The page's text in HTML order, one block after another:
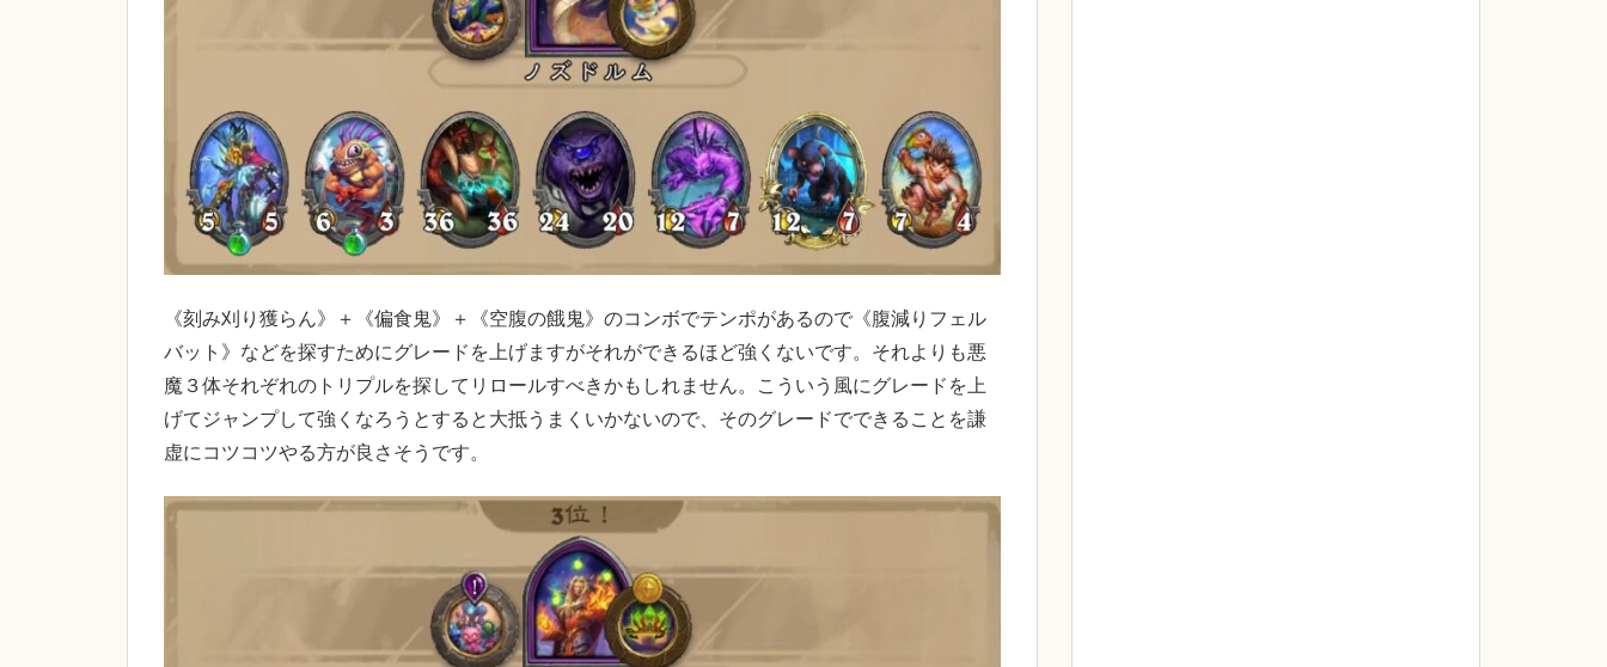
《刻み刈り獲らん》＋《偏食鬼》＋《空腹の餓鬼》のコンボでテンポがあるので《腹減りフェル
バット》などを探すためにグレードを上げますがそれができるほど強くないです。それよりも悪
魔３体それぞれのトリプルを探してリロールすべきかもしれません。こういう風にグレードを上
げてジャンプして強くなろうとすると大抵うまくいかないので、そのグレードでできることを謙
虚にコツコツやる方が良さそうです。